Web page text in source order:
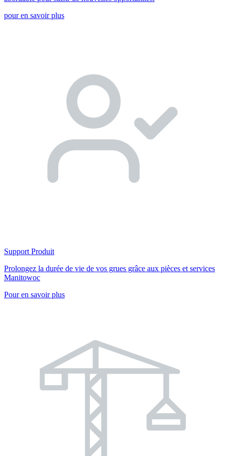
pour en savoir plus
Support Produit
Prolongez la durée de vie de vos grues grâce aux pièces et services
Manitowoc
Pour en savoir plus